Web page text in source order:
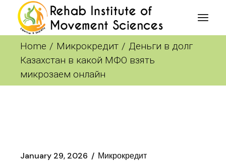
content
Home
Микрокредит
Деньги в долг
Казахстан в какой МФО взять
микрозаем онлайн
January 29, 2026 Микрокредит